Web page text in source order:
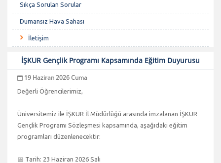
Sıkça Sorulan Sorular
Dumansız Hava Sahası
İletişim
İŞKUR Gençlik Programı Kapsamında Eğitim Duyurusu
19 Haziran 2026 Cuma
Değerli Öğrencilerimiz,
Üniversitemiz ile İŞKUR İl Müdürlüğü arasında imzalanan İŞKUR
Gençlik Programı Sözleşmesi kapsamında, aşağıdaki eğitim
programları düzenlenecektir:
📅 Tarih: 23 Haziran 2026 Salı